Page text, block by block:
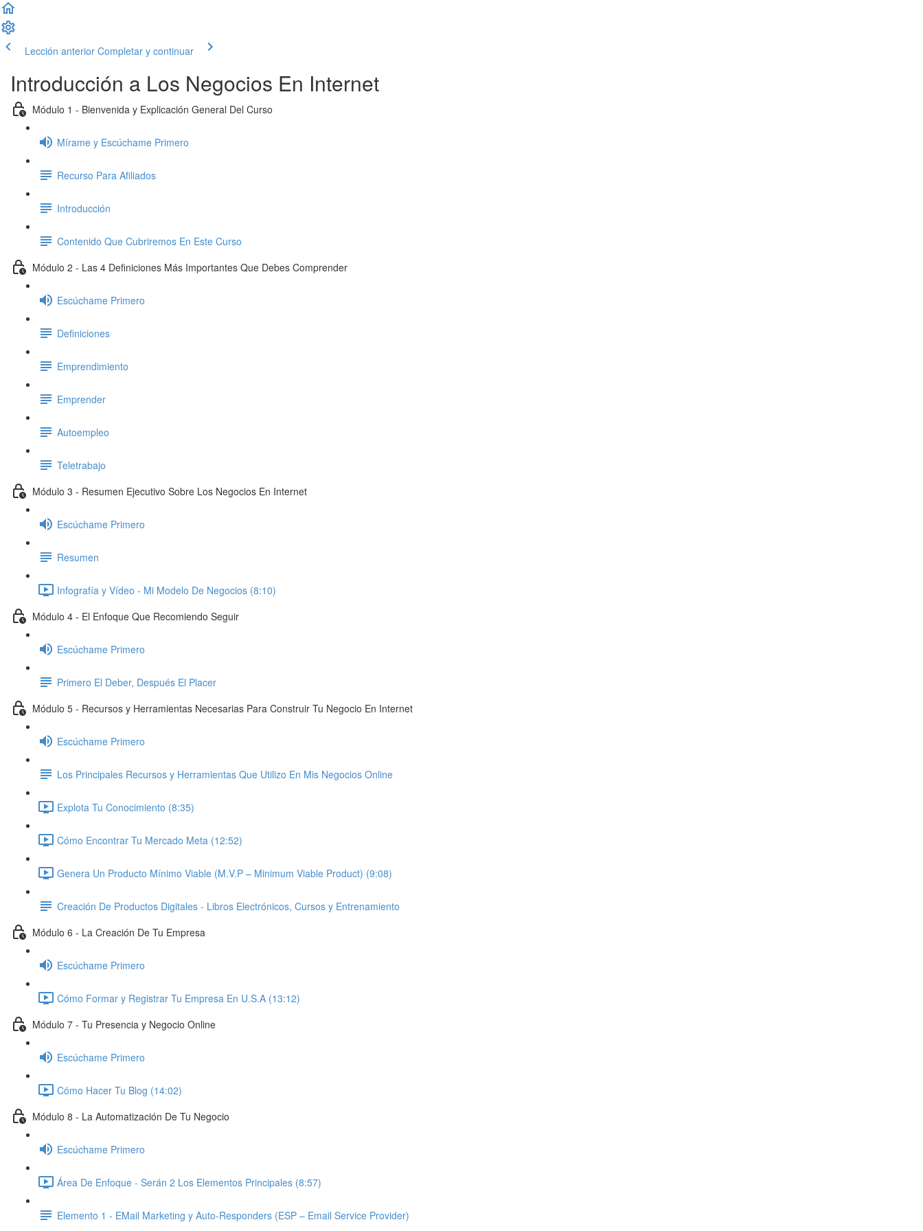
Lección anterior Completar y continuar
Introducción a Los Negocios En Internet
Módulo 1 - Bienvenida y Explicación General Del Curso
Mírame y Escúchame Primero
Recurso Para Afiliados
Introducción
Contenido Que Cubriremos En Este Curso
Módulo 2 - Las 4 Definiciones Más Importantes Que Debes Comprender
Escúchame Primero
Definiciones
Emprendimiento
Emprender
Autoempleo
Teletrabajo
Módulo 3 - Resumen Ejecutivo Sobre Los Negocios En Internet
Escúchame Primero
Resumen
Infografía y Vídeo - Mi Modelo De Negocios (8:10)
Módulo 4 - El Enfoque Que Recomiendo Seguir
Escúchame Primero
Primero El Deber, Después El Placer
Módulo 5 - Recursos y Herramientas Necesarias Para Construir Tu Negocio En Internet
Escúchame Primero
Los Principales Recursos y Herramientas Que Utilizo En Mis Negocios Online
Explota Tu Conocimiento (8:35)
Cómo Encontrar Tu Mercado Meta (12:52)
Genera Un Producto Mínimo Viable (M.V.P – Minimum Viable Product) (9:08)
Creación De Productos Digitales - Libros Electrónicos, Cursos y Entrenamiento
Módulo 6 - La Creación De Tu Empresa
Escúchame Primero
Cómo Formar y Registrar Tu Empresa En U.S.A (13:12)
Módulo 7 - Tu Presencia y Negocio Online
Escúchame Primero
Cómo Hacer Tu Blog (14:02)
Módulo 8 - La Automatización De Tu Negocio
Escúchame Primero
Área De Enfoque - Serán 2 Los Elementos Principales (8:57)
Elemento 1 - EMail Marketing y Auto-Responders (ESP – Email Service Provider)